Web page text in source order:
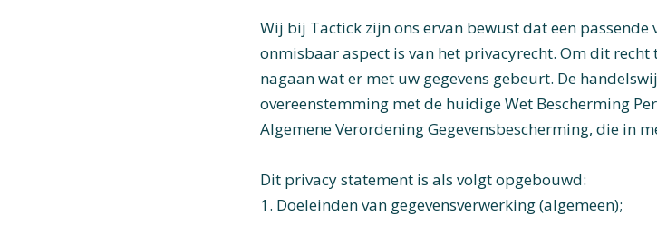
Wij bij Tactick zijn ons ervan bewust dat een passende
onmisbaar aspect is van het privacyrecht. Om dit
nagaan wat er met uw gegevens gebeurt. De
overeenstemming met de huidige Wet Bescherming
Algemene Verordening Gegevensbescherming, die in
Dit privacy statement is als volgt opgebouwd:
1. Doeleinden van gegevensverwerking (algemeen);